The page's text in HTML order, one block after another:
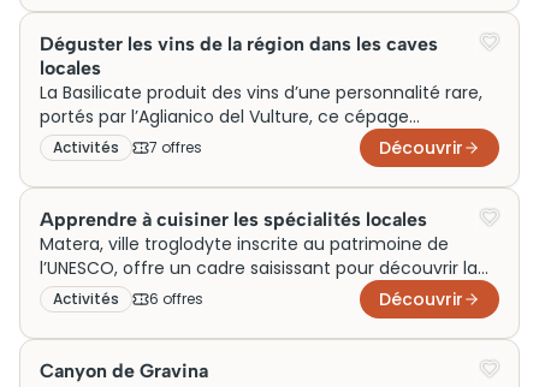
quartiers rupestres classés au patrimoine mondial de
l’UNESCO, en révélant des panoramas sur les gravine
et les églises rupestres inaccessibles autrement. Les
tarifs varient selon la durée et le circuit choisi, la
réservation à l’avance restant fortement conseillée
en haute saison.
Déguster les vins de la région dans les caves
locales
La Basilicate produit des vins d’une personnalité rare,
portés par l’Aglianico del Vulture, ce cépage
volcanique cultivé sur les pentes du Monte Vulture. À
Matera, plusieurs caves proposent des dégustations
guidées au cœur des rioni sassi ou dans des cantines
taillées dans le tuf. Les tarifs varient généralement
entre 15 et 35 euros par personne selon le nombre de
cuvées et l’accompagnement de produits locaux.
Réservation conseillée en haute saison.
Activités 7 offres Découvrir
Apprendre à cuisiner les spécialités locales
Matera, ville troglodyte inscrite au patrimoine de
l’UNESCO, offre un cadre saisissant pour découvrir la
cuisine de Basilicate, l’une des cuisines régionales
italiennes les moins connues et pourtant les plus
sincères. Piments séchés, pecorino affiné, agneau des
hauteurs de l’Apennin : les cours de cuisine proposés
Activités 6 offres Découvrir
Canyon de Gravina